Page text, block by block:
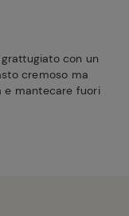
con un
cremoso ma
e mantecare fuori